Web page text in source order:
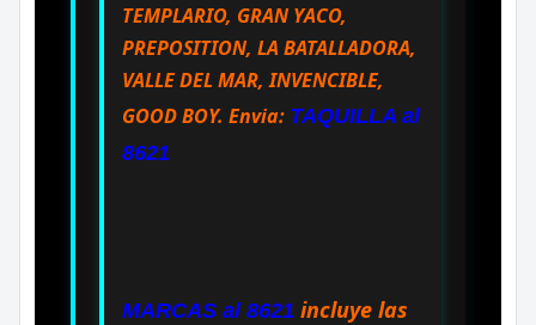
TEMPLARIO, GRAN YACO,
PREPOSITION, LA BATALLADORA,
VALLE DEL MAR, INVENCIBLE,
GOOD BOY. Envia: TAQUILLA al
8621
MARCAS al 8621 incluye las